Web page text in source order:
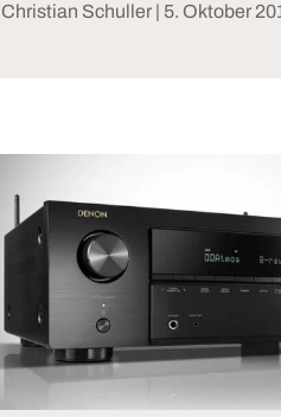
Christian Schuller | 5. Oktober